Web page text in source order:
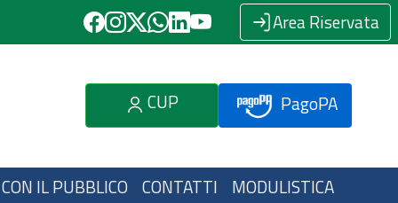
Area Riservata
CUP PagoPA
IL PUBBLICO CONTATTI MODULISTICA